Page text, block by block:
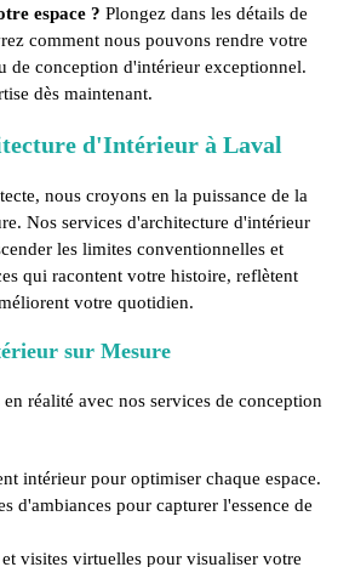
espace ? Plongez dans les détails de
comment nous pouvons rendre votre
de conception d'intérieur exceptionnel.
dès maintenant.
d'Intérieur à Laval
nous croyons en la puissance de la
Nos services d'architecture d'intérieur
les limites conventionnelles et
qui racontent votre histoire, reflètent
votre quotidien.
sur Mesure
réalité avec nos services de conception
intérieur pour optimiser chaque espace.
d'ambiances pour capturer l'essence de
visites virtuelles pour visualiser votre